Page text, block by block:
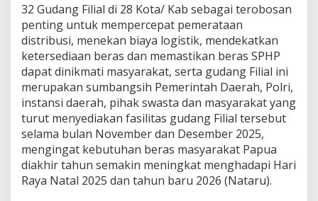
32 Gudang Filial di 28 Kota/ Kab sebagai terobosan
penting untuk mempercepat pemerataan
distribusi, menekan biaya logistik, mendekatkan
ketersediaan beras dan memastikan beras SPHP
dapat dinikmati masyarakat, serta gudang Filial ini
merupakan sumbangsih Pemerintah Daerah, Polri,
instansi daerah, pihak swasta dan masyarakat yang
turut menyediakan fasilitas gudang Filial tersebut
selama bulan November dan Desember 2025,
mengingat kebutuhan beras masyarakat Papua
diakhir tahun semakin meningkat menghadapi Hari
Raya Natal 2025 dan tahun baru 2026 (Nataru).